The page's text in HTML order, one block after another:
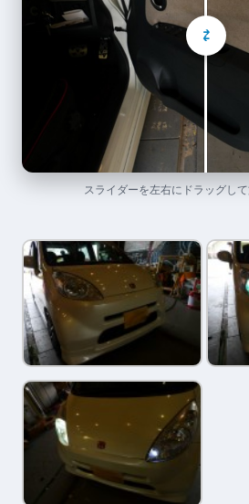
⇄
スライダーを左右にドラッグし